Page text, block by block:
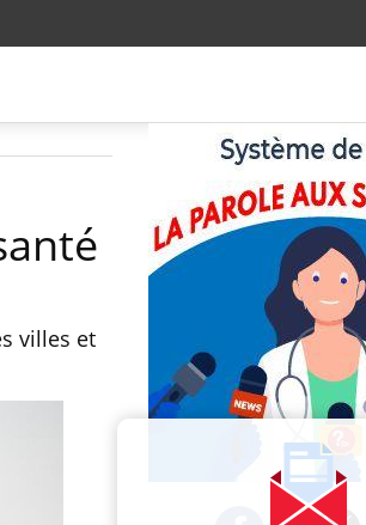
villes et